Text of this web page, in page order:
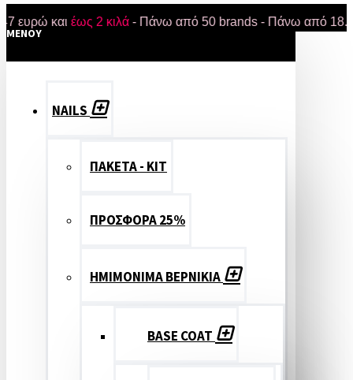
καιέως 2 κιλά- Πάνω από 50 brands - Πάνω από 18.000
MENOY
NAILS
ΠΑΚΕΤΑ - ΚΙΤ
ΠΡΟΣΦΟΡΑ 25%
ΗΜΙΜΟΝΙΜΑ ΒΕΡΝΙΚΙΑ
BASE COAT